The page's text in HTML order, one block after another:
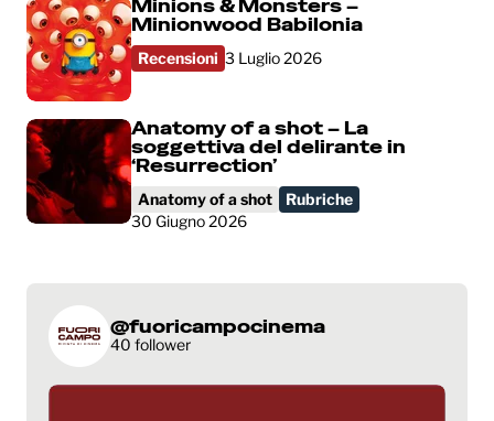
Minions & Monsters –
Minionwood Babilonia
Recensioni 3 Luglio 2026
Anatomy of a shot – La
soggettiva del delirante in
‘Resurrection’
Anatomy of a shot
Rubriche
30 Giugno 2026
@fuoricampocinema
40 follower